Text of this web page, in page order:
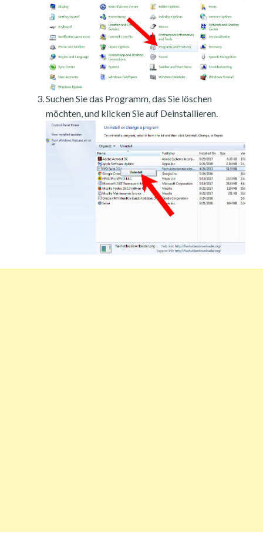
Suchen Sie das Programm, das Sie löschen
möchten, und klicken Sie auf Deinstallieren.